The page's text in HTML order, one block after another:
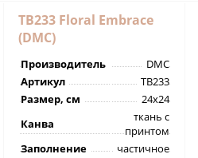
TB233 Floral Embrace
(DMC)
Производитель
DMC
Артикул
TB233
Размер, см
24х24
Канва
ткань с
принтом
Заполнение
частичное